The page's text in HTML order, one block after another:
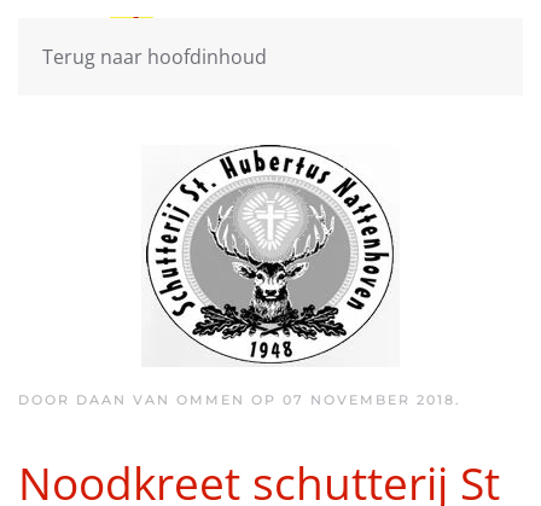
Terug naar hoofdinhoud
DOOR DAAN VAN OMMEN OP 07 NOVEMBER 2018.
Noodkreet schutterij St